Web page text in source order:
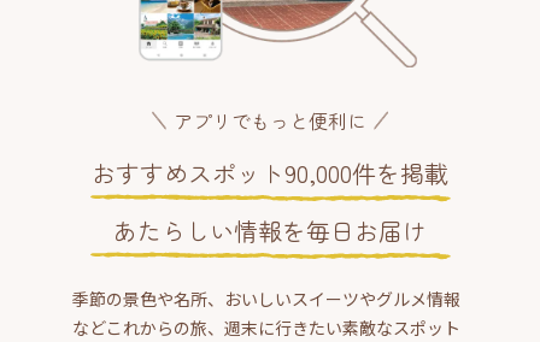
アプリでもっと便利に
おすすめスポット90,000件を掲載
あたらしい情報を毎日お届け
季節の景色や名所、おいしいスイーツやグルメ情報
などこれからの旅、週末に行きたい素敵なスポット